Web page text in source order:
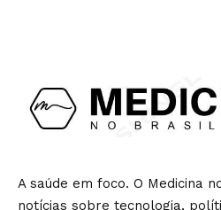
A saúde em foco. O Medicina
notícias sobre tecnologia,